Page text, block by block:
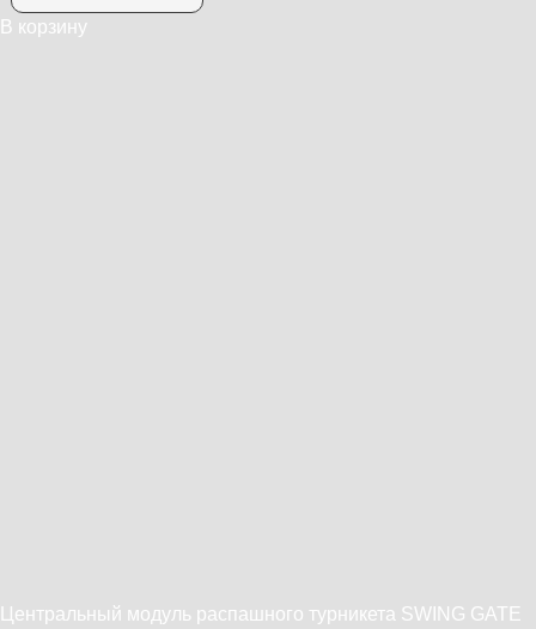
В корзину
Центральный модуль распашного турникета SWING GATE